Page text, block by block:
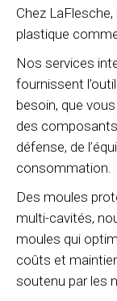
Chez
plastique
Nos services
fournissent
besoin, que
des
défense, de
consommation.
Des moules
multi-cavités,
moules qui
coûts et
soutenu par les